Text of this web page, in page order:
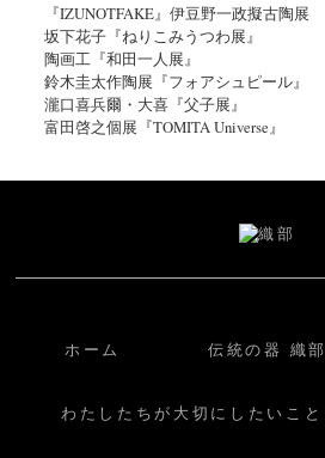
『IZUNOTFAKE』伊豆野一政擬古陶展
坂下花子『ねりこみうつわ展』
陶画工『和田一人展』
鈴木圭太作陶展『フォアシュピール』
瀧口喜兵爾・大喜『父子展』
富田啓之個展『TOMITA Universe』
ホーム 伝統の器 織部
わたしたちが大切にしたいこと